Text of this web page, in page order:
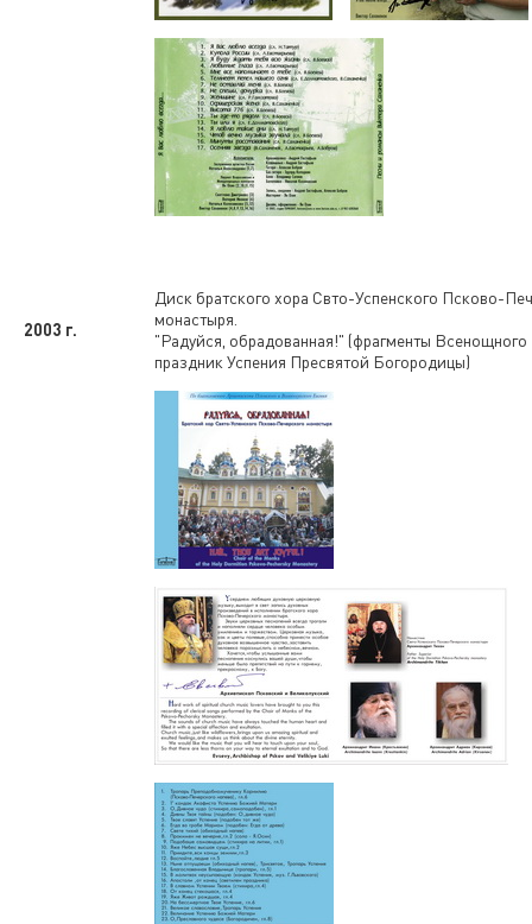
2003 г.
Диск братского хора Свто-Успенского Псково-
монастыря.
"Радуйся, обрадованная!" (фрагменты
праздник Успения Пресвятой Богородицы)